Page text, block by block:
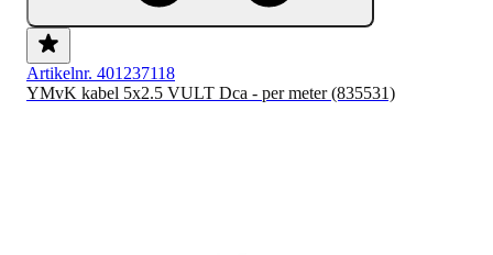
Artikelnr. 401237118
YMvK kabel 5x2.5 VULT Dca - per meter (835531)